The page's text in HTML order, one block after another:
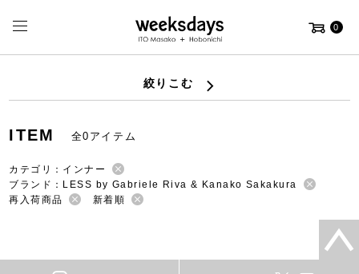
0
絞りこむ
ITEM 全0アイテム
カテゴリ：インナー
ブランド：LESS by Gabriele Riva & Kanako Sakakura
再入荷商品
新着順